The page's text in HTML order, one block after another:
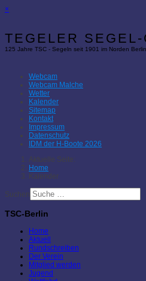
×
TEGELER
125 Jahre TSC - Segeln seit 1901 im Norden
Webcam
Webcam Malche
Wetter
Kalender
Sitemap
Kontakt
Impressum
Datenschutz
IDM der H-Boote 2026
Aktuelle Seite:
Home
Kalender
Suchen
TSC-Berlin
Home
Aktuell
Rundschreiben
Der Verein
Mitglied werden
Jugend